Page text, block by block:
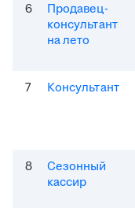
6
Продавец-
консультант
на лето
7 Консультант
8
Сезонный
кассир